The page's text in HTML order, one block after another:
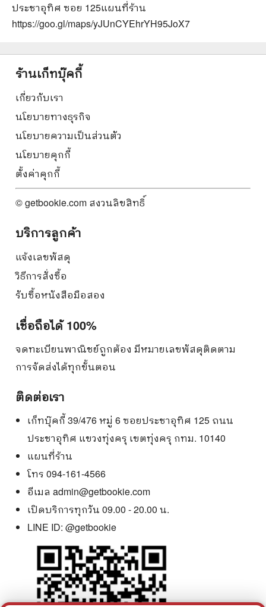
ประชาอุทิศ ซอย 125แผนที่ร้าน
https://goo.gl/maps/yJUnCYEhrYH95JoX7
ร้านเก็ทบุ๊คกี้
เกี่ยวกับเรา
นโยบายทางธุรกิจ
นโยบายความเป็นส่วนตัว
นโยบายคุกกี้
ตั้งค่าคุกกี้
© getbookie.com สงวนลิขสิทธิ์
บริการลูกค้า
แจ้งเลขพัสดุ
วิธีการสั่งซื้อ
รับซื้อหนังสือมือสอง
เชื่อถือได้ 100%
จดทะเบียนพาณิชย์ถูกต้อง มีหมายเลขพัสดุติดตาม
การจัดส่งได้ทุกขั้นตอน
ติดต่อเรา
เก็ทบุ๊คกี้ 39/476 หมู่ 6 ซอยประชาอุทิศ 125 ถนน
ประชาอุทิศ แขวงทุ่งครุ เขตทุ่งครุ กทม. 10140
แผนที่ร้าน
โทร 094-161-4566
อีเมล admin@getbookie.com
เปิดบริการทุกวัน 09.00 - 20.00 น.
LINE ID: @getbookie